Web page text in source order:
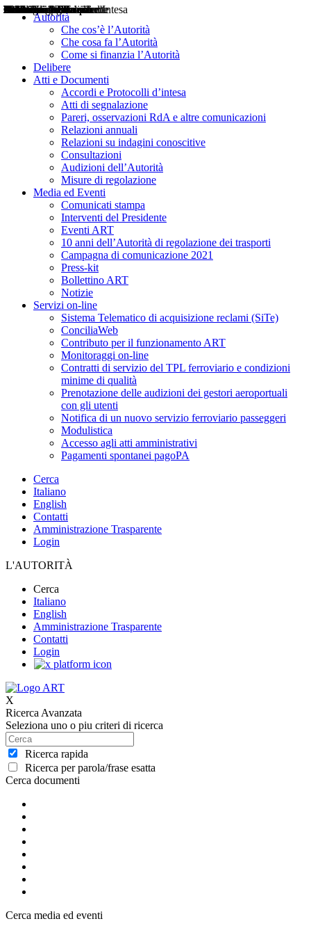
Autorità
Che cos’è l’Autorità
Che cosa fa l’Autorità
Come si finanzia l’Autorità
Delibere
Atti e Documenti
Accordi e Protocolli d’intesa
Atti di segnalazione
Pareri, osservazioni RdA e altre comunicazioni
Relazioni annuali
Relazioni su indagini conoscitive
Consultazioni
Audizioni dell’Autorità
Misure di regolazione
Media ed Eventi
Comunicati stampa
Interventi del Presidente
Eventi ART
10 anni dell’Autorità di regolazione dei trasporti
Campagna di comunicazione 2021
Press-kit
Bollettino ART
Notizie
Servizi on-line
Sistema Telematico di acquisizione reclami (SiTe)
ConciliaWeb
Contributo per il funzionamento ART
Monitoraggi on-line
Contratti di servizio del TPL ferroviario e condizioni
minime di qualità
Prenotazione delle audizioni dei gestori aeroportuali
con gli utenti
Notifica di un nuovo servizio ferroviario passeggeri
Modulistica
Accesso agli atti amministrativi
Pagamenti spontanei pagoPA
Cerca
Italiano
English
Contatti
Amministrazione Trasparente
Login
L'AUTORITÀ
Cerca
Italiano
English
Amministrazione Trasparente
Contatti
Login
X
Ricerca Avanzata
Seleziona uno o piu criteri di ricerca
Ricerca rapida
Ricerca per parola/frase esatta
Cerca documenti
Delibere
Pareri
Consultazioni
Audizioni
Atti di Segnalazione
Accordi e Protocolli d'Intesa
Relazioni annuali
Misure di regolazione
Cerca media ed eventi
Notizie
Comunicati Stampa
Bollettini ART
Convegni ART
Interviste del Presidente
Articoli in primo piano
Interventi del Presidente
2004
2005
2010
2013
2014
2015
2016
2017
2018
2019
202
2020
2021
2022
2023
2024
2025
2026
Aereo
Marittimo
Terrestre